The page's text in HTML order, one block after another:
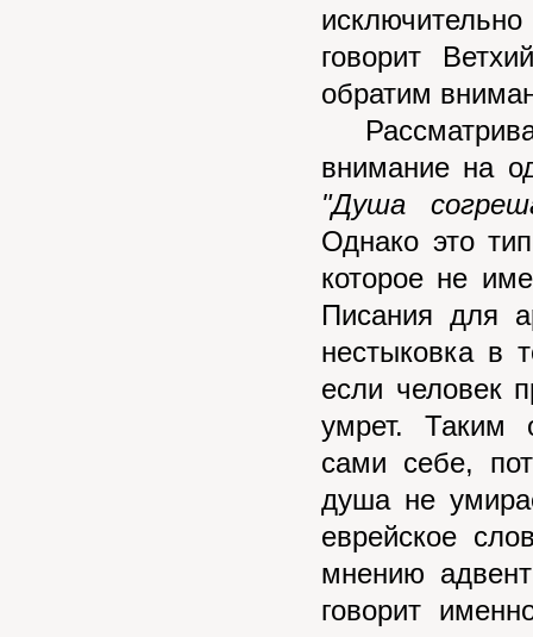
говорит
обратим
внимание на
"Душа
Однако это
которое не
Писания для
нестыковка в
если человек
умрет. Таким
сами себе,
душа не
еврейское
мнению
говорит